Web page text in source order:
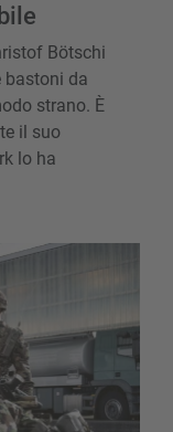
Bötschi
bastoni da
strano. È
il suo
lo ha